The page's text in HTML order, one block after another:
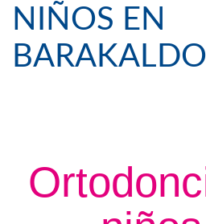
NIÑOS EN
BARAKALDO